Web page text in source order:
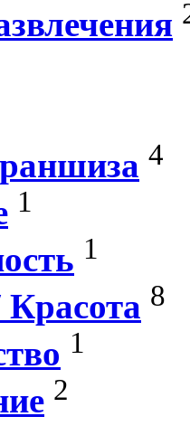
4
1
1
Красота 8
1
2